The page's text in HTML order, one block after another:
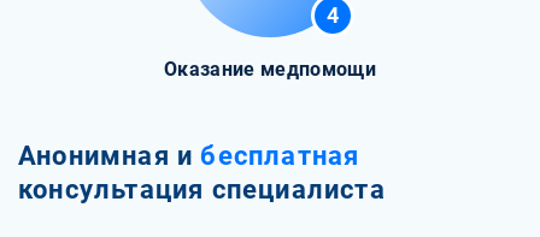
4
Оказание медпомощи
Анонимная и бесплатная
консультация специалиста